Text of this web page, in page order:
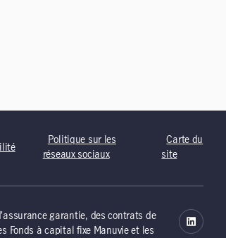
Politique sur les
réseaux sociaux
Carte du
site
garantie, des contrats de
Fonds à capital fixe Manuvie et les